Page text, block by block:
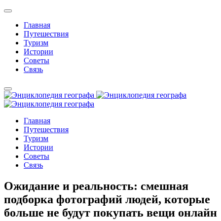
Главная
Путешествия
Туризм
Истории
Советы
Связь
Главная
Путешествия
Туризм
Истории
Советы
Связь
Ожидание и реальность: смешная
подборка фотографий людей, которые
больше не будут покупать вещи онлайн